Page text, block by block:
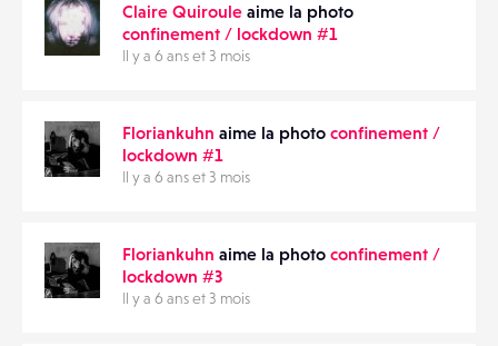
Claire Quiroule aime la photo
confinement / lockdown #1
Il y a 6 ans et 3 mois
Floriankuhn aime la photo confinement /
lockdown #1
Il y a 6 ans et 3 mois
Floriankuhn aime la photo confinement /
lockdown #3
Il y a 6 ans et 3 mois